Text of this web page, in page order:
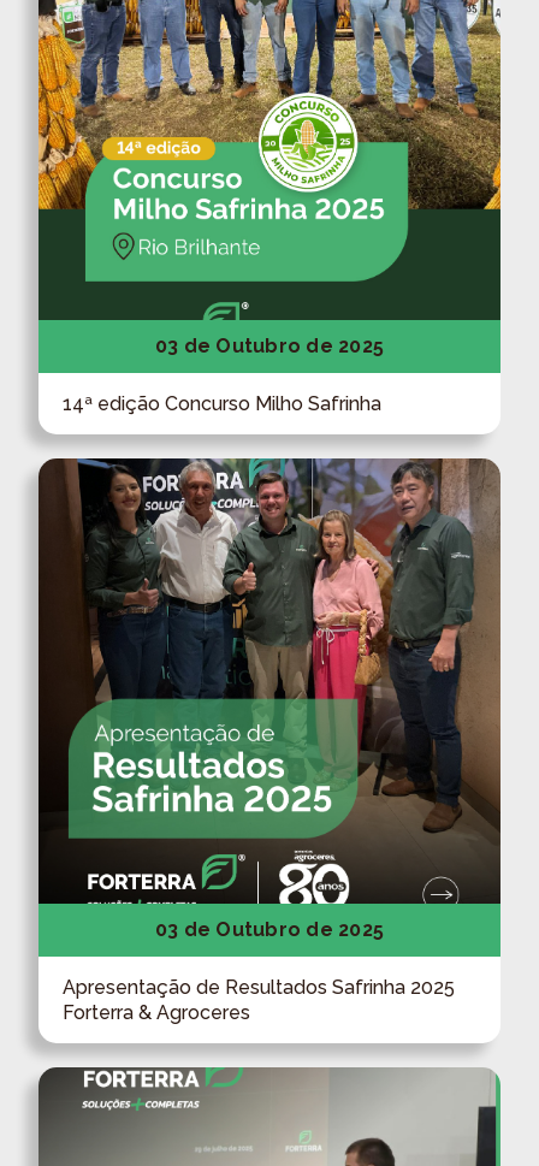
03 de Outubro de 2025
14ª edição Concurso Milho Safrinha
03 de Outubro de 2025
Apresentação de Resultados Safrinha 2025
Forterra & Agroceres